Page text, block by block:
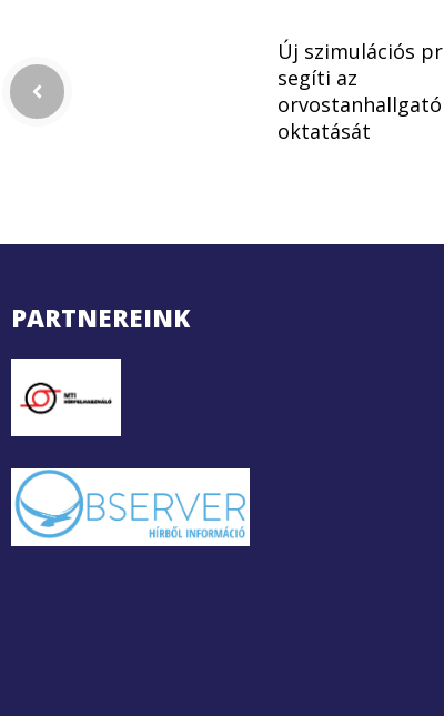
Új szimulációs
segíti az
oktatását
PARTNEREINK